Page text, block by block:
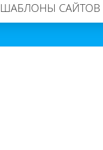
ШАБЛОНЫ САЙТОВ